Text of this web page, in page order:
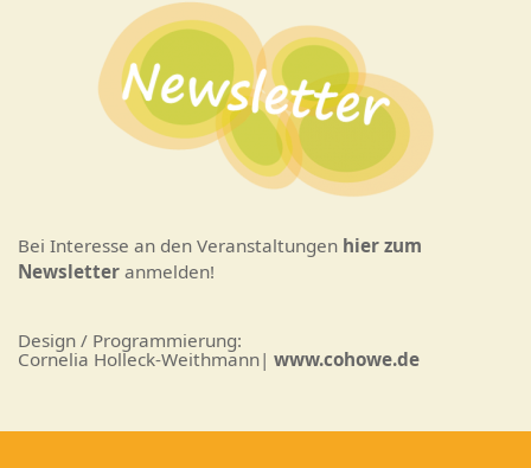
Bei Interesse an den Veranstaltungen hier zum
Newsletter anmelden!
Design / Programmierung:
Cornelia Holleck-Weithmann| www.cohowe.de